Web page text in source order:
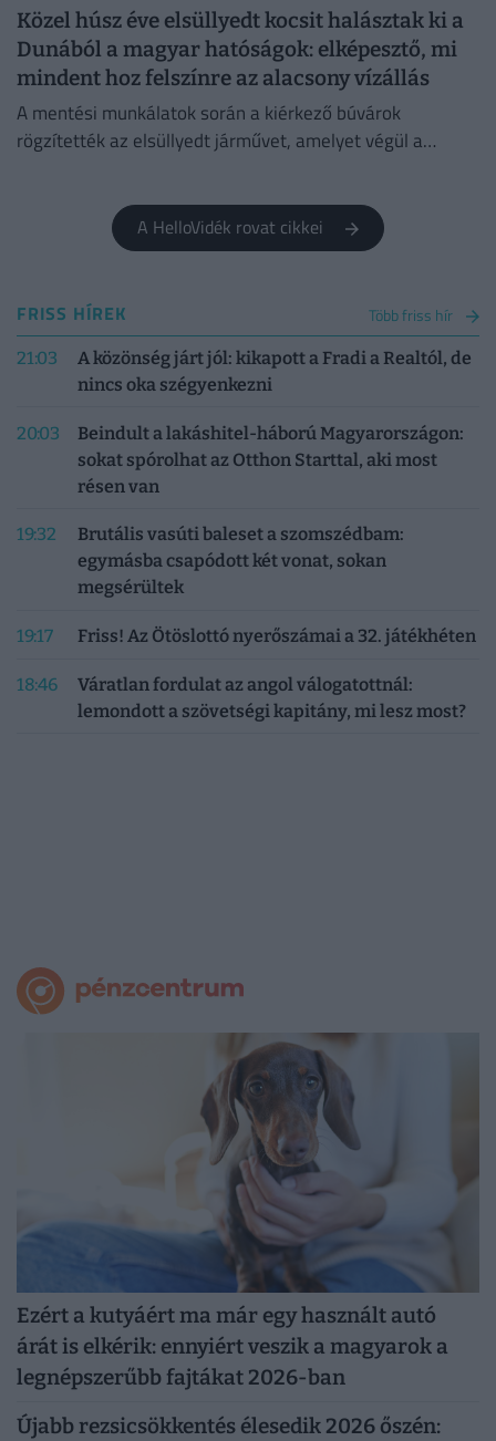
Közel húsz éve elsüllyedt kocsit halásztak ki a
Dunából a magyar hatóságok: elképesztő, mi
mindent hoz felszínre az alacsony vízállás
A mentési munkálatok során a kiérkező búvárok
rögzítették az elsüllyedt járművet, amelyet végül a
A HelloVidék rovat cikkei
FRISS HÍREK Több friss hír
21:03
A közönség járt jól: kikapott a Fradi a Realtól, de
nincs oka szégyenkezni
20:03
Beindult a lakáshitel-háború Magyarországon:
sokat spórolhat az Otthon Starttal, aki most
résen van
19:32
Brutális vasúti baleset a szomszédbam:
egymásba csapódott két vonat, sokan
megsérültek
19:17 Friss! Az Ötöslottó nyerőszámai a 32. játékhéten
18:46
Váratlan fordulat az angol válogatottnál:
lemondott a szövetségi kapitány, mi lesz most?
Ezért a kutyáért ma már egy használt autó
árát is elkérik: ennyiért veszik a magyarok a
legnépszerűbb fajtákat 2026-ban
Újabb rezsicsökkentés élesedik 2026 őszén: